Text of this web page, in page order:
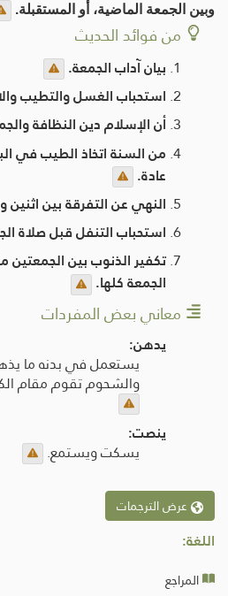
وبين الجمعة الماضية، أو المستقبلة.
من فوائد الحديث
بيان آداب الجمعة.
استحباب الغسل والتطيب
أن الإسلام دين النظافة
من السنة اتخاذ الطيب في
عادة.
النهي عن التفرقة بين اثنين
استحباب التنفل قبل صلاة
تكفير الذنوب بين
الجمعة كلها.
معاني بعض المفردات
يدهن:
يستعمل في بدنه ما
والشحوم تقوم مقام
ينصت:
يسكت ويستمع.
عرض الترجمات
اللغة:
المراجع